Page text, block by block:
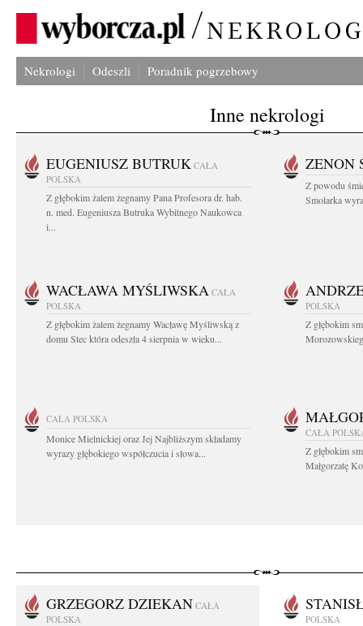
Nekrologi Odeszli Poradnik pogrzebowy
Inne nekrologi
EUGENIUSZ BUTRUK CAŁA
POLSKA
Z głębokim żalem żegnamy Pana Profesora dr. hab.
n. med. Eugeniusza Butruka Wybitnego Naukowca
i...
ZENON
Z powodu
Smolarka
WACŁAWA MYŚLIWSKA CAŁA
POLSKA
Z głębokim żalem żegnamy Wacławę Myśliwską z
domu Stec która odeszła 4 sierpnia w wieku...
POLSKA
Z głębokim
CAŁA POLSKA
Monice Mielnickiej oraz Jej Najbliższym składamy
wyrazy głębokiego współczucia i słowa...
CAŁA
Z głębokim
Małgorzatę
GRZEGORZ DZIEKAN CAŁA
POLSKA
POLSKA